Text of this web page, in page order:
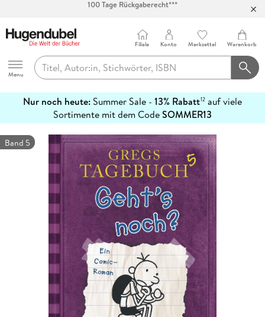
Abholung in über 100 Filialen
Hugendubel
Menu
Filiale Konto Merkzettel Warenkorb
Nur noch heute: Summer Sale - 13% Rabatt12 auf viele
Sortimente mit dem CodeSOMMER13
erfahren
Band 5